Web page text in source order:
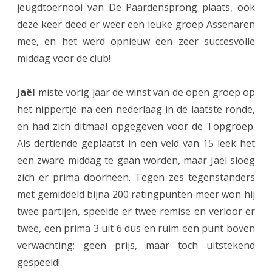
n
c
h
r
i
f
t
o
jeugdtoernooi van De Paardensprong plaats, ook
deze keer deed er weer een leuke groep Assenaren
mee, en het werd opnieuw een zeer succesvolle
middag voor de club!
Jaël miste vorig jaar de winst van de open groep op
het nippertje na een nederlaag in de laatste ronde,
en had zich ditmaal opgegeven voor de Topgroep.
Als dertiende geplaatst in een veld van 15 leek het
een zware middag te gaan worden, maar Jaël sloeg
zich er prima doorheen. Tegen zes tegenstanders
met gemiddeld bijna 200 ratingpunten meer won hij
twee partijen, speelde er twee remise en verloor er
twee, een prima 3 uit 6 dus en ruim een punt boven
verwachting; geen prijs, maar toch uitstekend
gespeeld!